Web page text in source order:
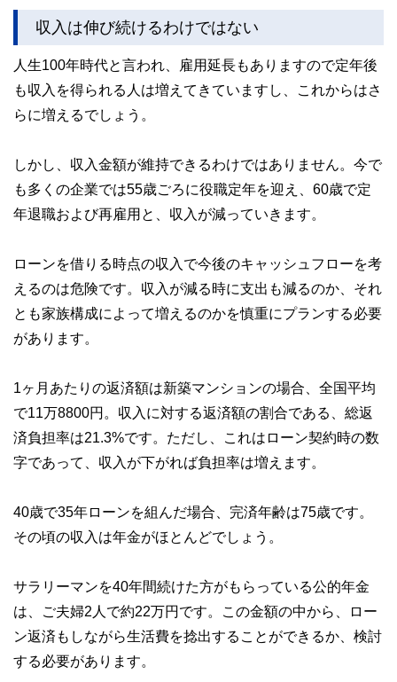
収入は伸び続けるわけではない
人生100年時代と言われ、雇用延長もありますので定年後
も収入を得られる人は増えてきていますし、これからはさ
らに増えるでしょう。
しかし、収入金額が維持できるわけではありません。今で
も多くの企業では55歳ごろに役職定年を迎え、60歳で定
年退職および再雇用と、収入が減っていきます。
ローンを借りる時点の収入で今後のキャッシュフローを考
えるのは危険です。収入が減る時に支出も減るのか、それ
とも家族構成によって増えるのかを慎重にプランする必要
があります。
1ヶ月あたりの返済額は新築マンションの場合、全国平均
で11万8800円。収入に対する返済額の割合である、総返
済負担率は21.3%です。ただし、これはローン契約時の数
字であって、収入が下がれば負担率は増えます。
40歳で35年ローンを組んだ場合、完済年齢は75歳です。
その頃の収入は年金がほとんどでしょう。
サラリーマンを40年間続けた方がもらっている公的年金
は、ご夫婦2人で約22万円です。この金額の中から、ロー
ン返済もしながら生活費を捻出することができるか、検討
する必要があります。